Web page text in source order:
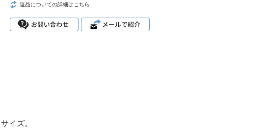
返品についての詳細はこちら
イズ。